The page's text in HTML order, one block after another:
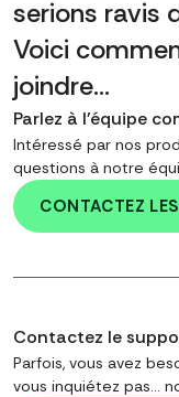
serions ravis
Voici
joindre...
Parlez à l'équipe
Intéressé par nos
questions à notre
CONTACTEZ
Contactez le
Parfois, vous avez
vous inquiétez pas…